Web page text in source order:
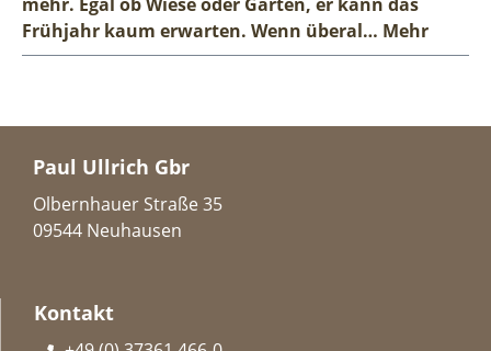
Frühjahr kaum erwarten. Wenn überal… Mehr
Paul Ullrich Gbr
Olbernhauer Straße 35
09544 Neuhausen
Kontakt